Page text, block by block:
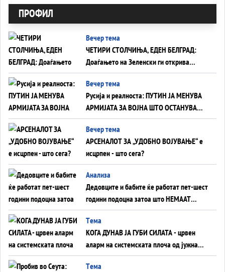
ПРОФИЛ
Вечер тема
ЧЕТИРИ СТОЛЧИЊА, ЕДЕН БЕЛГРАД:
Доаѓањето на Зеленски ги открива
тајните на политиката на балансирање
на Вучиќ
Вечер тема
Русија и реалноста: ПУТИН ЈА МЕНУВА
АРМИЈАТА ЗА ВОЈНА ШТО ОСТАНУВА
БЕЗ ФРОНТ
Вечер тема
АРСЕНАЛОТ ЗА „УДОБНО ВОЈУВАЊЕ“ е
исцрпен - што сега?
Анализа
Дедовците и бабите ќе работат пет-шест
години подоцна затоа што НЕМААТ
ВНУЦИ ДА ГИ ЗАМЕНАТ
Tема
КОГА ДУНАВ ЈА ГУБИ СИЛАТА - црвен
аларм на системската плоча од јужна
Германија до Црното Море...
Tема